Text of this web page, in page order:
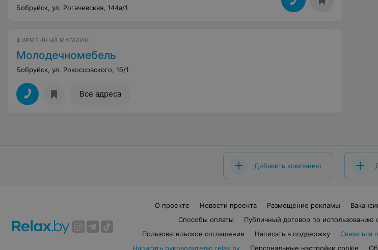
Бобруйск, ул. Рогачевская, 144а/1
ФИРМЕННЫЙ МАГАЗИН
Молодечномебель
Бобруйск, ул. Рокоссовского, 1б/1
Все адреса
Добавить компанию
О проекте Новости проекта Размещение рекламы
Способы оплаты
Публичный договор по использованию
Пользовательское соглашение
Написать в поддержку
Связаться
Написать руководителю relax.by
Персональные настройки cookie